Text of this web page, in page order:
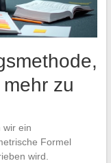
zu
wir ein
Formel
wird.